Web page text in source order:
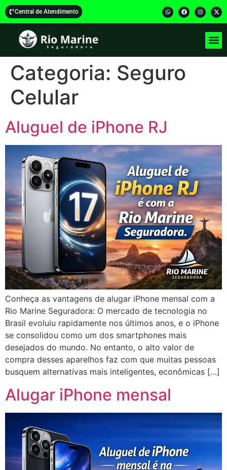
Central de Atendimento
Categoria: Seguro
Celular
Aluguel de iPhone RJ
Conheça as vantagens de alugar iPhone mensal com a
Rio Marine Seguradora: O mercado de tecnologia no
Brasil evoluiu rapidamente nos últimos anos, e o iPhone
se consolidou como um dos smartphones mais
desejados do mundo. No entanto, o alto valor de
compra desses aparelhos faz com que muitas pessoas
busquem alternativas mais inteligentes, econômicas […]
Alugar iPhone mensal